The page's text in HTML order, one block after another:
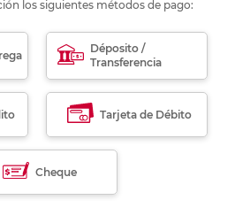
los siguientes métodos de pago:
Déposito /
Transferencia
Tarjeta de Débito
Cheque